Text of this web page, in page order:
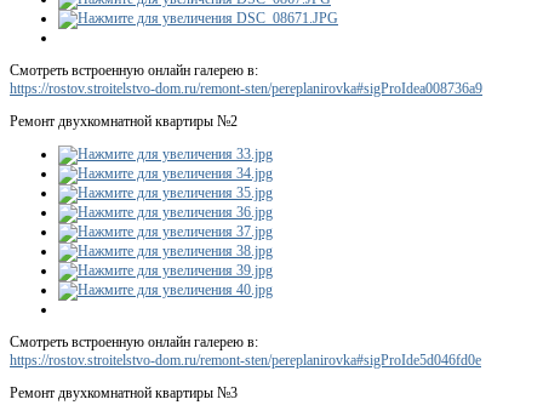
Смотреть встроенную онлайн галерею в:
https://rostov.stroitelstvo-dom.ru/remont-sten/pereplanirovka#sigProIdea008736a9
Ремонт двухкомнатной квартиры №2
Смотреть встроенную онлайн галерею в:
https://rostov.stroitelstvo-dom.ru/remont-sten/pereplanirovka#sigProIde5d046fd0e
Ремонт двухкомнатной квартиры №3